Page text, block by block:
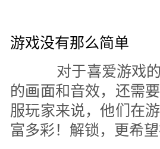
游戏没有那么简单
对于喜爱游戏的
的画面和音效，还需
服玩家来说，他们在
富多彩！解锁，更希